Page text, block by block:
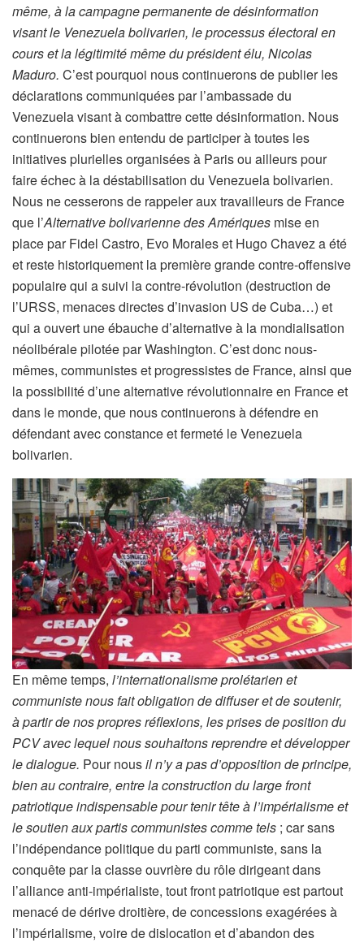
même, à la campagne permanente de désinformation
visant le Venezuela bolivarien, le processus électoral en
cours et la légitimité même du président élu, Nicolas
Maduro. C’est pourquoi nous continuerons de publier les
déclarations communiquées par l’ambassade du
Venezuela visant à combattre cette désinformation. Nous
continuerons bien entendu de participer à toutes les
initiatives plurielles organisées à Paris ou ailleurs pour
faire échec à la déstabilisation du Venezuela bolivarien.
Nous ne cesserons de rappeler aux travailleurs de France
que l’Alternative bolivarienne des Amériques mise en
place par Fidel Castro, Evo Morales et Hugo Chavez a été
et reste historiquement la première grande contre-offensive
populaire qui a suivi la contre-révolution (destruction de
l’URSS, menaces directes d’invasion US de Cuba…) et
qui a ouvert une ébauche d’alternative à la mondialisation
néolibérale pilotée par Washington. C’est donc nous-
mêmes, communistes et progressistes de France, ainsi que
la possibilité d’une alternative révolutionnaire en France et
dans le monde, que nous continuerons à défendre en
défendant avec constance et fermeté le Venezuela
bolivarien.
En même temps, l’internationalisme prolétarien et
communiste nous fait obligation de diffuser et de soutenir,
à partir de nos propres réflexions, les prises de position du
PCV avec lequel nous souhaitons reprendre et développer
le dialogue. Pour nousil n’y a pas d’opposition de principe,
bien au contraire, entre la construction du large front
patriotique indispensable pour tenir tête à l’impérialisme et
le soutien aux partis communistes comme tels ; car sans
l’indépendance politique du parti communiste, sans la
conquête par la classe ouvrière du rôle dirigeant dans
l’alliance anti-impérialiste, tout front patriotique est partout
menacé de dérive droitière, de concessions exagérées à
l’impérialisme, voire de dislocation et d’abandon des